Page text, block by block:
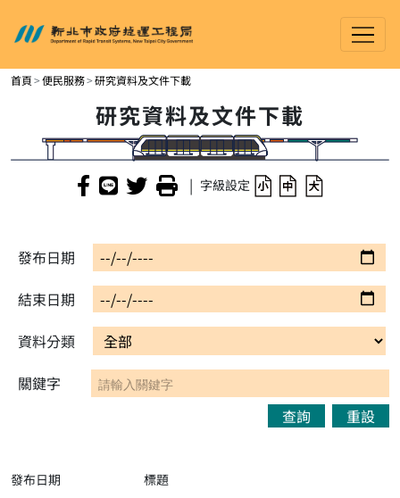
進入內容區塊
新北市政府捷運工程局
首頁 便民服務 研究資料及文件下載
研究資料及文件下載
| 字級設定
發布日期
結束日期
資料分類
關鍵字
查詢
重設
發布日期 標題